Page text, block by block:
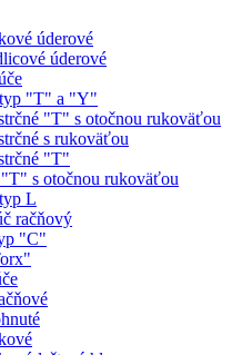
úderové
úderové
"T" a "Y"
"T" s otočnou rukoväťou
s rukoväťou
"T"
s otočnou rukoväťou
L
račňový
"C"